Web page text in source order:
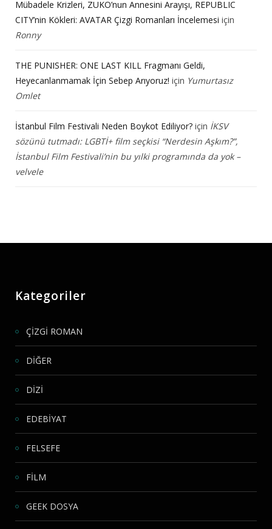
Mübadele Krizleri, ZUKO’nun Annesini Arayışı, REPUBLIC
CITY’nin Kökleri: AVATAR Çizgi Romanları İncelemesi için
Ronny
THE PUNISHER: ONE LAST KILL Fragmanı Geldi,
Heyecanlanmamak İçin Sebep Arıyoruz! için Yumurtasız
Omlet
İstanbul Film Festivali Neden Boykot Ediliyor? için İKSV
sözünü tutmadı: LGBTİ+ film seçkisi “Nerdesin Aşkım?”,
İstanbul Film Festivali’nin bu yılki programında da yok –
velvele
Kategoriler
ÇİZGİ ROMAN
DİĞER
DİZİ
EDEBİYAT
FELSEFE
FİLM
GEEK DOSYA